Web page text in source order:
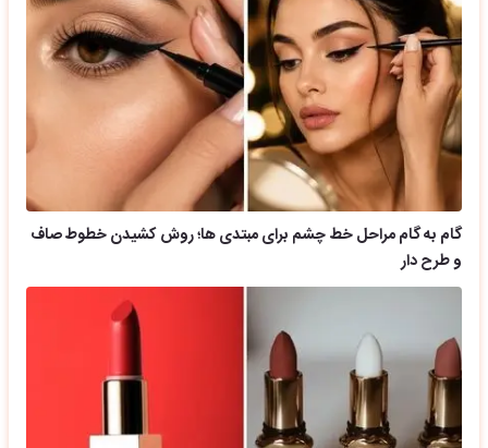
گام به گام مراحل خط چشم برای مبتدی ها؛ روش کشیدن خطوط صاف
و طرح دار